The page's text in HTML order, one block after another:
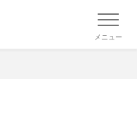
メニュー